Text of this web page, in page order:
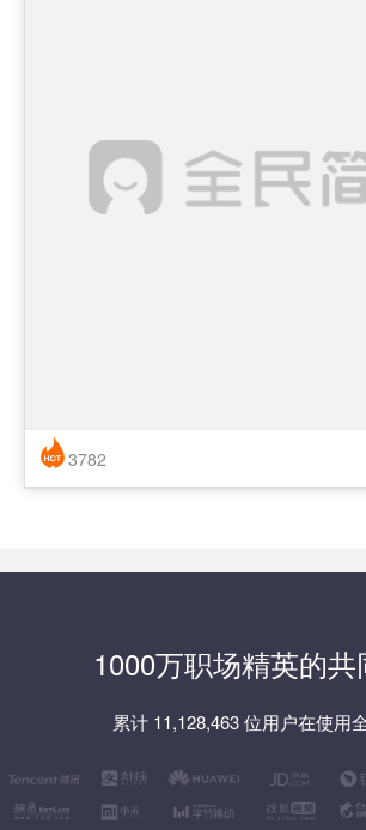
简历风格： 时尚 / 简洁 / 应届生
3782
1000万职场精英的共
累计 11,128,463 位用户在使用